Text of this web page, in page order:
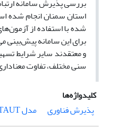
شده با استفاده از
برای این سامانه پیش‌بینی
و معتقدند سایر شرایط
سنی مختلف، تفاوت
کلیدواژه‌ها
پذیرش فناوری
مدل UTAUT